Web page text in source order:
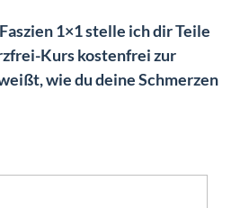
1×1 stelle ich dir Teile
Kurs kostenfrei zur
wie du deine Schmerzen